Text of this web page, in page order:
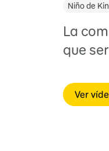
Niño de
La
que
Ver